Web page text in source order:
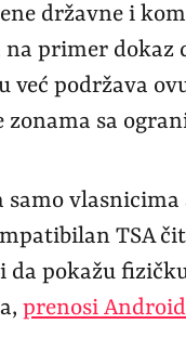
državne i
primer dokaz
već podržava
sa
samo
TSA
pokažu
prenosi